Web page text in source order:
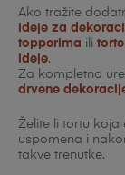
Ako tražite
ideje za
topperima ili
ideje.
Za kompletno
drvene
Želite li tortu koja
uspomena i
takve trenutke.